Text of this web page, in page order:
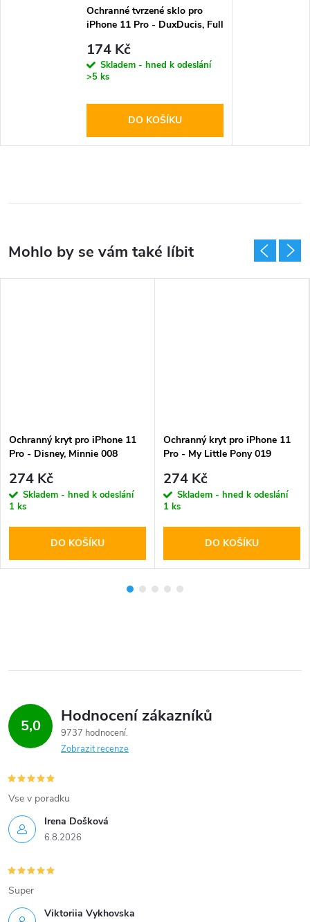
Ochranné tvrzené sklo pro
iPhone 11 Pro - DuxDucis, Full
174 Kč
Skladem - hned k odeslání
>5 ks
DO KOŠÍKU
Ochranný kryt pro iPhone 11
Pro - Disney, Minnie 008
274 Kč
Skladem - hned k odeslání
1 ks
DO KOŠÍKU
Ochranný kryt pro iPhone 11
Pro - My Little Pony 019
274 Kč
Skladem - hned k odeslání
1 ks
DO KOŠÍKU
5,0 Hodnocení zákazníků
9737 hodnocení
Zobrazit recenze
Irena Došková
6.8.2026
Vse v poradku
Viktoriia Vykhovska
Super